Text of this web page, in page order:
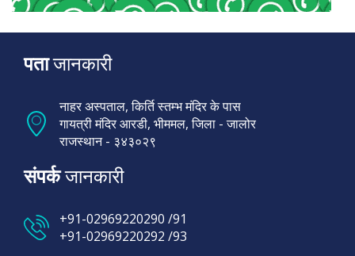
पताजानकारी
नाहर अस्पताल, किर्ति स्तम्भ मंदिर के पास
गायत्री मंदिर आरडी, भीममल, जिला - जालोर
राजस्थान - ३४३०२९
संपर्कजानकारी
+91-02969220290 /91
+91-02969220292 /93